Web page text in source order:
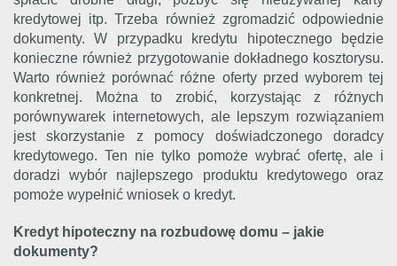
kredytowej itp. Trzeba również zgromadzić odpowiednie
dokumenty. W przypadku kredytu hipotecznego będzie
konieczne również przygotowanie dokładnego kosztorysu.
Warto również porównać różne oferty przed wyborem tej
konkretnej. Można to zrobić, korzystając z różnych
porównywarek internetowych, ale lepszym rozwiązaniem
jest skorzystanie z pomocy doświadczonego doradcy
kredytowego. Ten nie tylko pomoże wybrać ofertę, ale i
doradzi wybór najlepszego produktu kredytowego oraz
pomoże wypełnić wniosek o kredyt.
Kredyt hipoteczny na rozbudowę domu – jakie
dokumenty?